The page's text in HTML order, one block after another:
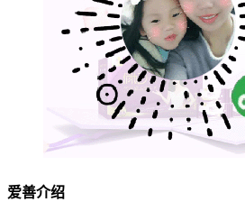
爱善介绍